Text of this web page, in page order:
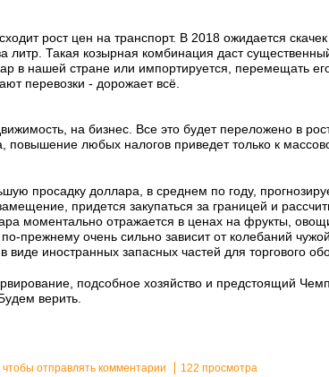
рост цен на транспорт. В 2018 ожидается
литр. Такая козырная комбинация даст существенный
в нашей стране или импортируется, перемещать
перевозки - дорожает всё.
на бизнес. Все это будет переложено в
повышение любых налогов приведет только к
просадку доллара, в среднем по году,
придется закупаться за границей и
моментально отражается в ценах на фрукты,
прежнему очень сильно зависит от колебаний
виде иностранных запасных частей для торгового
подсобное хозяйство и предстоящий
верить.
, чтобы отправлять комментарии 122 просмотра